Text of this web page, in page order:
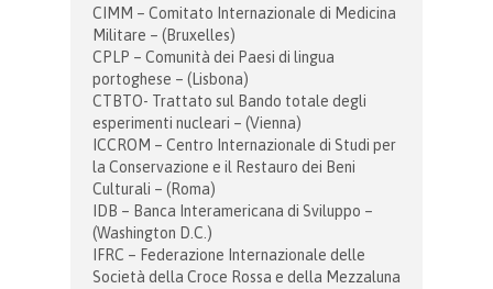
CIMM – Comitato Internazionale di Medicina
Militare – (Bruxelles)
CPLP – Comunità dei Paesi di lingua
portoghese – (Lisbona)
CTBTO- Trattato sul Bando totale degli
esperimenti nucleari – (Vienna)
ICCROM – Centro Internazionale di Studi per
la Conservazione e il Restauro dei Beni
Culturali – (Roma)
IDB – Banca Interamericana di Sviluppo –
(Washington D.C.)
IFRC – Federazione Internazionale delle
Società della Croce Rossa e della Mezzaluna